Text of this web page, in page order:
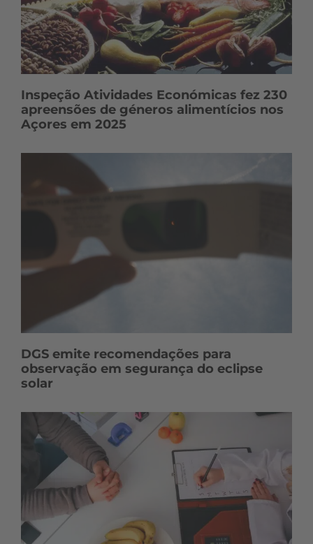
Inspeção Atividades Económicas fez 230
apreensões de géneros alimentícios nos
Açores em 2025
DGS emite recomendações para
observação em segurança do eclipse
solar